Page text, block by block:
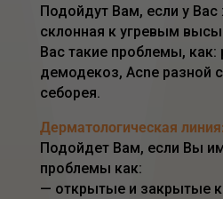
Подойдут Вам, если у
склонная к угревым
Вас такие проблемы, как:
демодекоз, Acne разной
себорея.
Дерматологическая
Подойдет Вам, если Вы
проблемы как:
— открытые и закрытые